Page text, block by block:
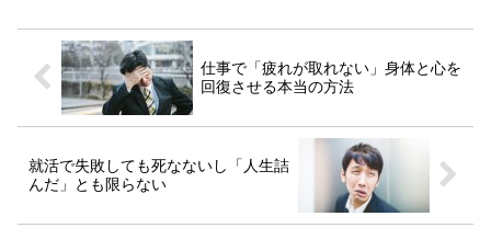
仕事で「疲れが取れない」身体と心を
回復させる本当の方法
就活で失敗しても死なないし「人生詰
んだ」とも限らない